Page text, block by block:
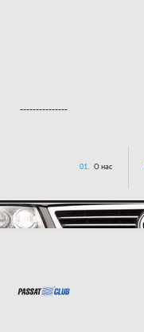
---------------
01. О нас